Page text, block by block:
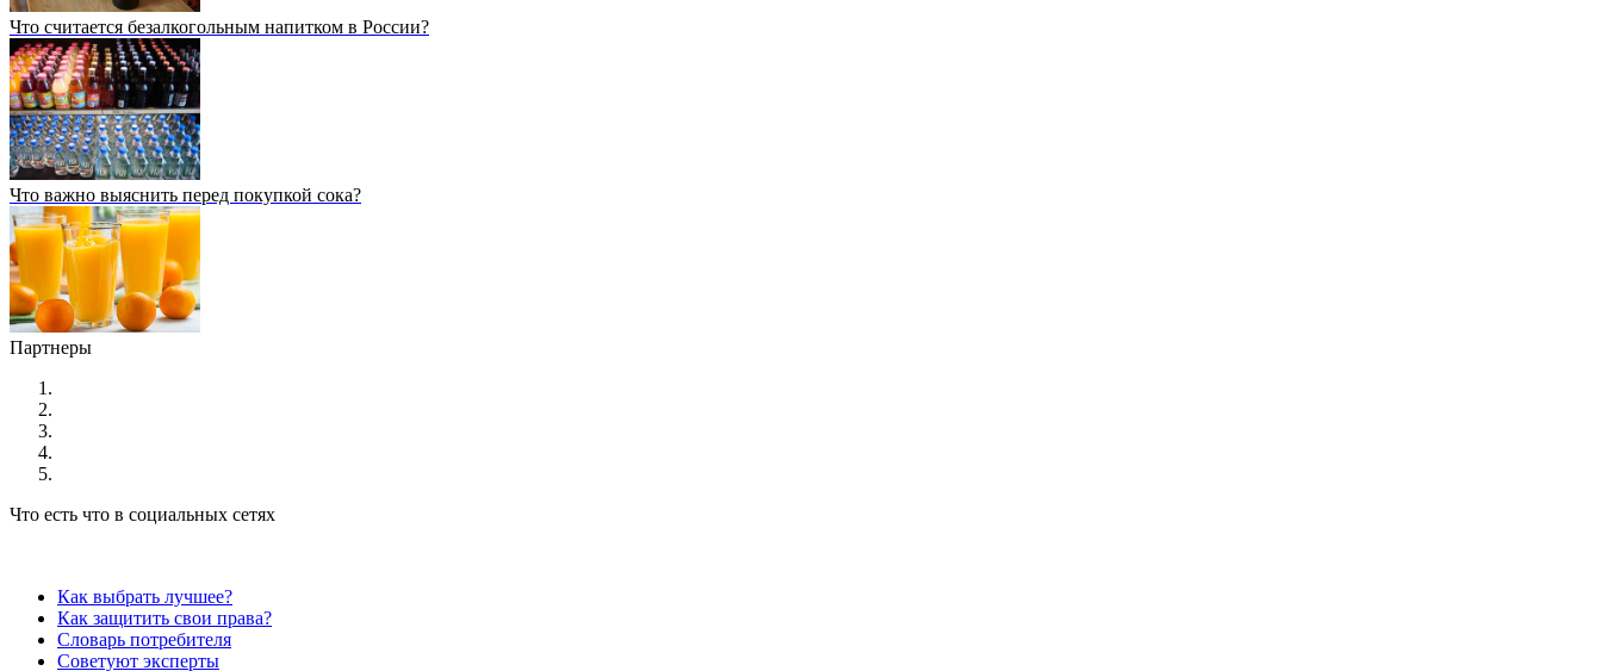
Что считается безалкогольным напитком в России?
Что важно выяснить перед покупкой сока?
Партнеры
Что есть что в социальных сетях
Как выбрать лучшее?
Как защитить свои права?
Словарь потребителя
Советуют эксперты